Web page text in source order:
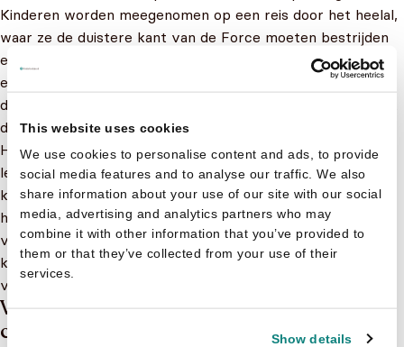
This website uses cookies
We use cookies to personalise content and ads, to provide
social media features and to analyse our traffic. We also
share information about your use of our site with our social
media, advertising and analytics partners who may
combine it with other information that you’ve provided to
them or that they’ve collected from your use of their
services.
Show details
Kinderen worden meegenomen op een reis door het heelal,
waar ze de duistere kant van de Force moeten bestrijden
en het universum moeten redden van de ondergang. Het is
een verhaal van moed, vriendschap en
doorzettingsvermogen dat kinderen inspireert en hen leert
dat ze hun eigen held kunnen zijn.
Het lezen van Star Wars boekjes kan kinderen ook veel
leren. Het verhaal gaat over thema’s zoals goed versus
kwaad, het belang van vriendschap en samenwerking, en
het ontdekken van je eigen kracht en talenten. Daarnaast
verbetert het lezen van boeken de leesvaardigheid van
kinderen en helpt het hen om hun woordenschat te
vergroten.
Welk soort Star Wars boekje kies je als
cadeau?